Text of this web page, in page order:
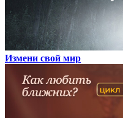
Измени свой мир